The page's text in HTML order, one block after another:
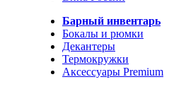
Барный инвентарь
Бокалы и рюмки
Декантеры
Термокружки
Аксессуары Premium